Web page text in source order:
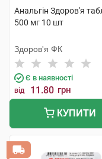
Анальгін Здоров'я
500 мг 10 шт
Здоров'я ФК
Є в наявності
від 11.80 грн
КУПИТИ